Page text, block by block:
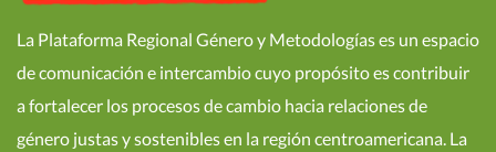
La Plataforma Regional Género y Metodologías es un espacio
de comunicación e intercambio cuyo propósito es contribuir
a fortalecer los procesos de cambio hacia relaciones de
género justas y sostenibles en la región centroamericana. La